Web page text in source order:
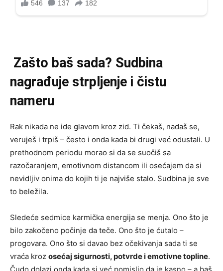
Zašto baš sada? Sudbina
nagrađuje strpljenje i čistu
nameru
Rak nikada ne ide glavom kroz zid. Ti čekaš, nadaš se,
veruješ i trpiš – često i onda kada bi drugi već odustali. U
prethodnom periodu morao si da se suočiš sa
razočaranjem, emotivnom distancom ili osećajem da si
nevidljiv onima do kojih ti je najviše stalo. Sudbina je sve
to beležila.
Sledeće sedmice karmička energija se menja. Ono što je
bilo zakočeno počinje da teče. Ono što je ćutalo –
progovara. Ono što si davao bez očekivanja sada ti se
vraća kroz osećaj sigurnosti, potvrde i emotivne topline.